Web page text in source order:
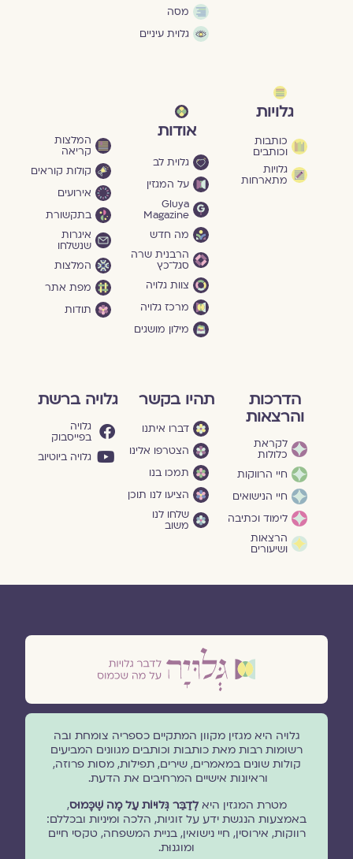
מסה
גלוית עיניים
גלויות
כותבות
וכותבים
גלויות
מתארחות
אודות
גלוית לב
על המגזין
Gluya
Magazine
מה חדש
הרבנית שרה
סגל־כץ
צוות גלויה
מרכז גלויה
מילון מושגים
המלצות
קריאה
קולות קוראים
אירועים
בתקשורת
איגרות
שנשלחו
המלצות
מפת אתר
תודות
הדרכות
והרצאות
לקראת
כלולות
חיי הרווקות
חיי הנישואים
לימוד וכתיבה
הרצאות
ושיעורים
תהיו בקשר
דברו איתנו
הצטרפו אלינו
תמכו בנו
הציעו לנו תוכן
שלחו לנו
משוב
גלויה ברשת
גלויה
בפייסבוק
גלויה ביוטיוב
גלויה היא מגזין מקוון המתקיים כספריה צומחת ובה
רשומות רבות מאת כותבות וכותבים מגוונים המביעים
קולות שונים במאמרים, שירים, תפילות, מסות פרוזה,
וראיונות אישיים המרחיבים את הדעת.
מטרת המגזין היאלְדַבֵּר גְּלוּיוֹת עַל מָה שֶׁכָּמוּס,
באמצעות הנגשת ידע על זוגיות, הלכה ומיניות ובכללם:
רווקות, אירוסין, חיי נישואין, בניית המשפחה, טקסי חיים
ומוגנוּת.